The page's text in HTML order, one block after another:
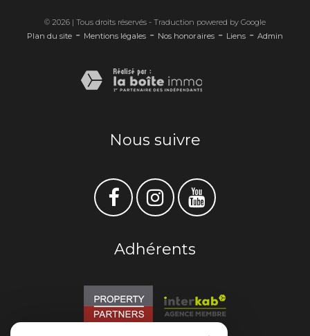
© 2026 | Tous droits réservés - Traduction powered by Google
Plan du site - Mentions légales - Nos honoraires - Liens - Admin
Nous suivre
Adhérents